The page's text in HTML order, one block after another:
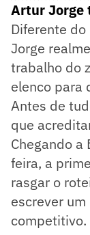
Artur Jorge
Diferente
Jorge
trabalho do
elenco para
Antes de
que
Chegando a
feira, a
rasgar o
escrever
competitivo.